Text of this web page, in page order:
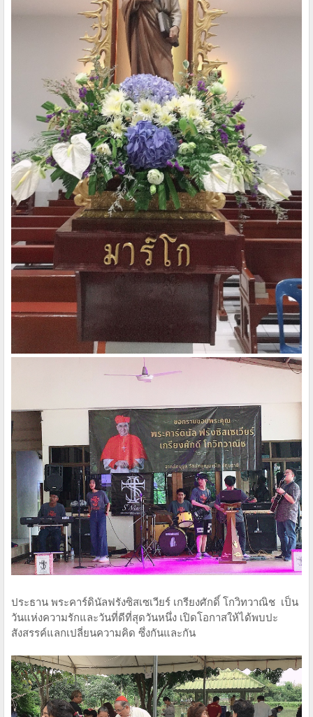
ประธาน พระคาร์ดินัลฟรังซิสเซเวียร์ เกรียงศักดิ์ โกวิทวาณิช เป็น
วันแห่งความรักและวันที่ดีที่สุดวันหนึ่ง เปิดโอกาสให้ได้พบปะ
สังสรรค์แลกเปลี่ยนความคิด ซึ่งกันและกัน